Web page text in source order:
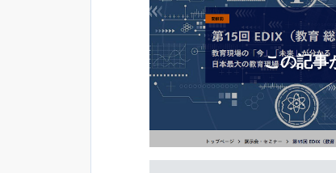
この記事